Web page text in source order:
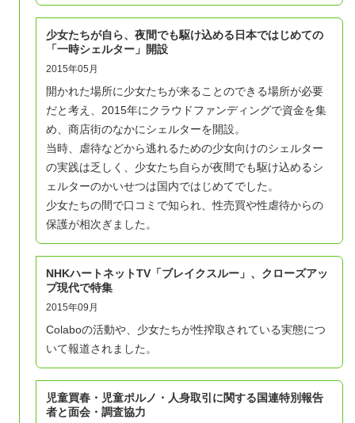
少女たちが自ら、夜間でも駆け込める日本ではじめての
「一時シェルター」開設
2015年05月
開かれた場所に少女たちが来ることのできる場所が必要
だと考え、2015年にクラウドファンディングで資金を集
め、商店街のなかにシェルターを開設。
当時、虐待などから逃れるための少女向けのシェルター
の実践は乏しく、少女たち自らが夜間でも駆け込めるシ
ェルターのかいせつは国内ではじめてでした。
少女たちの間で口コミで知られ、性売買や性虐待からの
保護が相次ぎました。
NHKハートネットTV「ブレイクスルー」、クローズアッ
プ現代で特集
2015年09月
Colaboの活動や、少女たちが性搾取されている実態につ
いて報道されました。
児童買春・児童ポルノ・人身取引に関する国連特別報告
者と面会・調査協力